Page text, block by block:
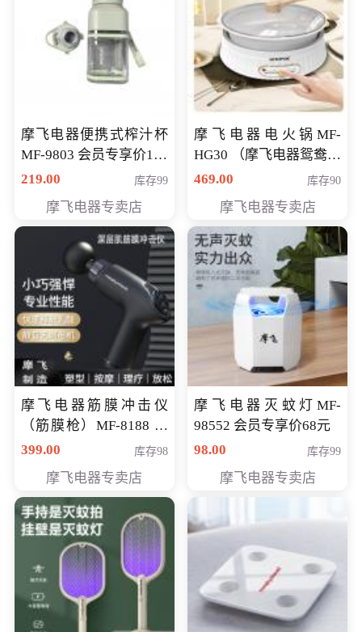
摩飞电器便携式榨汁杯
MF-9803 会员专享价138
元
219.00 库存99
摩飞电器专卖店
摩飞电器电火锅MF-
HG30 （摩飞电器鸳鸯锅
MF-HG30 ） 会员专享价
469.00 库存90
摩飞电器专卖店
摩飞电器筋膜冲击仪
（筋膜枪）MF-8188 会
员专享价268元
399.00 库存98
摩飞电器专卖店
摩飞电器灭蚊灯MF-
98552 会员专享价68元
98.00
库存99
摩飞电器专卖店